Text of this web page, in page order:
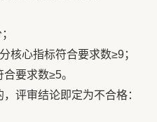
心指标符合要求数≥9；
要求数≥5。
审结论即定为不合格：